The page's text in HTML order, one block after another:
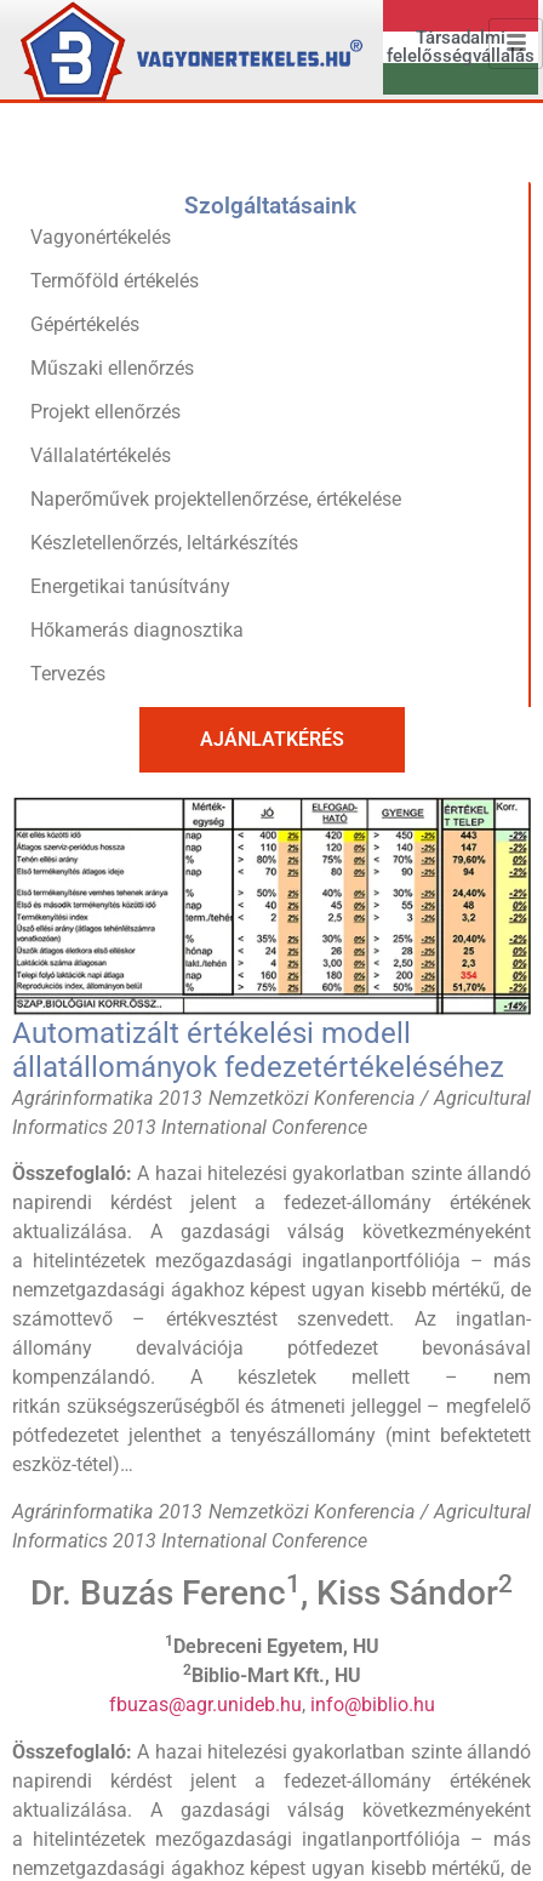
Társadalmi
felelősségvállalás
Szolgáltatásaink
Vagyonértékelés
Termőföld értékelés
Gépértékelés
Műszaki ellenőrzés
Projekt ellenőrzés
Vállalatértékelés
Naperőművek projektellenőrzése, értékelése
Készletellenőrzés, leltárkészítés
Energetikai tanúsítvány
Hőkamerás diagnosztika
Tervezés
AJÁNLATKÉRÉS
Automatizált értékelési modell
állatállományok fedezetértékeléséhez
Agrárinformatika 2013 Nemzetközi Konferencia / Agricultural
Informatics 2013 International Conference
Összefoglaló: A hazai hitelezési gyakorlatban szinte állandó
napirendi kérdést jelent a fedezet-állomány értékének
aktualizálása. A gazdasági válság következményeként
a hitelintézetek mezőgazdasági ingatlanportfóliója – más
nemzetgazdasági ágakhoz képest ugyan kisebb mértékű, de
számottevő – értékvesztést szenvedett. Az ingatlan-
állomány devalvációja pótfedezet bevonásával
kompenzálandó. A készletek mellett – nem
ritkán szükségszerűségből és átmeneti jelleggel – megfelelő
pótfedezetet jelenthet a tenyészállomány (mint befektetett
eszköz-tétel)…
Agrárinformatika 2013 Nemzetközi Konferencia / Agricultural
Informatics 2013 International Conference
Dr. Buzás Ferenc1 , Kiss Sándor2
1 Debreceni Egyetem, HU
2Biblio-Mart Kft., HU
fbuzas@agr.unideb.hu, info@biblio.hu
Összefoglaló: A hazai hitelezési gyakorlatban szinte állandó
napirendi kérdést jelent a fedezet-állomány értékének
aktualizálása. A gazdasági válság következményeként
a hitelintézetek mezőgazdasági ingatlanportfóliója – más
nemzetgazdasági ágakhoz képest ugyan kisebb mértékű, de